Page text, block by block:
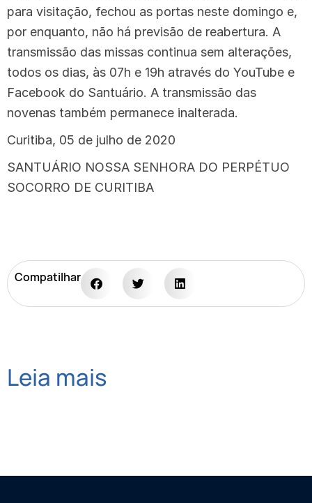
para visitação, fechou as portas neste domingo e,
por enquanto, não há previsão de reabertura. A
transmissão das missas continua sem alterações,
todos os dias, às 07h e 19h através do YouTube e
Facebook do Santuário. A transmissão das
novenas também permanece inalterada.
Curitiba, 05 de julho de 2020
SANTUÁRIO NOSSA SENHORA DO PERPÉTUO
SOCORRO DE CURITIBA
Compatilhar
Leia mais